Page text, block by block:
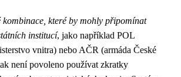
kombinace, které by mohly připomínat
institucí, jako například POL
vnitra) nebo AČR (armáda České
není povoleno používat zkratky